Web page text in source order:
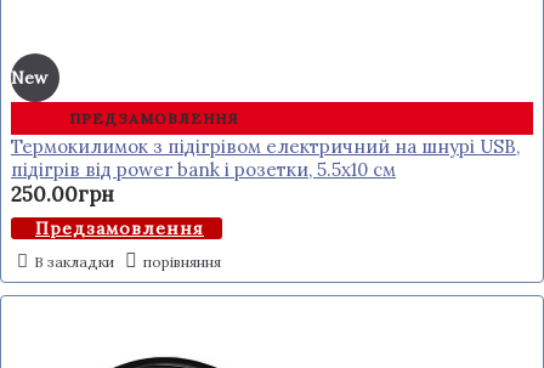
New
ПРЕДЗАМОВЛЕННЯ
Термокилимок з підігрівом електричний на шнурі USB,
підігрів від power bank і розетки, 5.5x10 см
250.00грн
Предзамовлення
В закладки порівняння